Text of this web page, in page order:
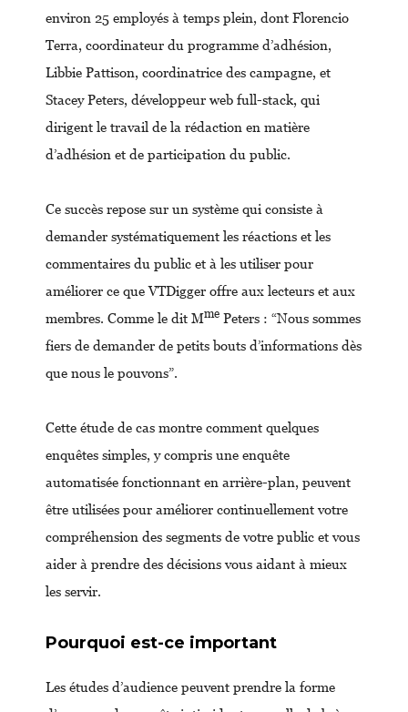
environ 25 employés à temps plein, dont Florencio
Terra, coordinateur du programme d’adhésion,
Libbie Pattison, coordinatrice des campagne, et
Stacey Peters, développeur web full-stack, qui
dirigent le travail de la rédaction en matière
d’adhésion et de participation du public.
Ce succès repose sur un système qui consiste à
demander systématiquement les réactions et les
commentaires du public et à les utiliser pour
améliorer ce que VTDigger offre aux lecteurs et aux
membres. Comme le dit Mme Peters : “Nous sommes
fiers de demander de petits bouts d’informations dès
que nous le pouvons”.
Cette étude de cas montre comment quelques
enquêtes simples, y compris une enquête
automatisée fonctionnant en arrière-plan, peuvent
être utilisées pour améliorer continuellement votre
compréhension des segments de votre public et vous
aider à prendre des décisions vous aidant à mieux
les servir.
Pourquoi est-ce important
Les études d’audience peuvent prendre la forme